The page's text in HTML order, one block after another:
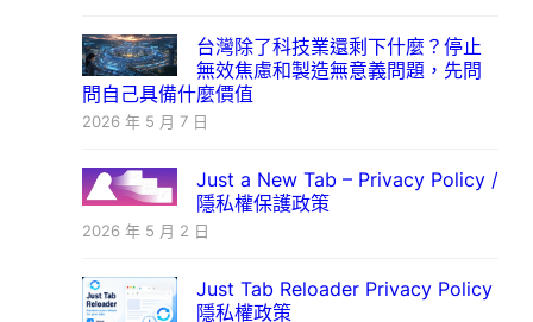
台灣除了科技業還剩下什麼？停止
無效焦慮和製造無意義問題，先問
問自己具備什麼價值
2026 年 5 月 7 日
Just a New Tab – Privacy Policy /
隱私權保護政策
2026 年 5 月 2 日
Just Tab Reloader Privacy Policy
隱私權政策